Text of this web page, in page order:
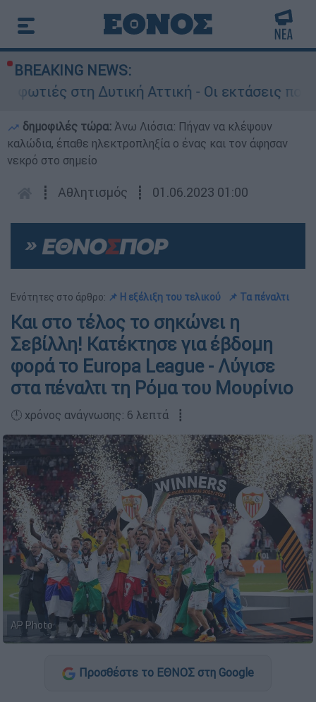
BREAKING NEWS:
Δυτική Αττική - Οι εκτάσεις που κάηκαν
δημοφιλές τώρα: Άνω Λιόσια: Πήγαν να κλέψουν
καλώδια, έπαθε ηλεκτροπληξία ο ένας και τον άφησαν
νεκρό στο σημείο
┋ Αθλητισμός ┋ 01.06.2023 01:00
Ενότητες στο άρθρο: 📌 H εξέλιξη του τελικού 📌 Τα πέναλτι
Και στο τέλος το σηκώνει η
Σεβίλλη! Κατέκτησε για έβδομη
φορά το Europa League - Λύγισε
στα πέναλτι τη Ρόμα του Μουρίνιο
🕛 χρόνος ανάγνωσης: 6 λεπτά ┋
AP Photo
Προσθέστε το ΕΘΝΟΣ στη Google